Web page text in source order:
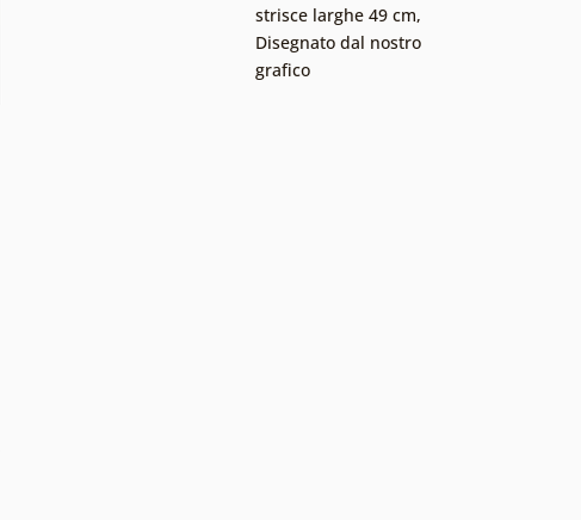
strisce larghe 49 cm,
Disegnato dal nostro
grafico